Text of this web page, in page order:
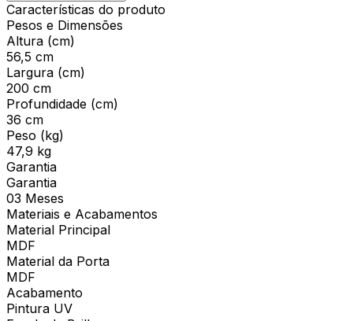
Características do produto
Pesos e Dimensões
Altura (cm)
56,5 cm
Largura (cm)
200 cm
Profundidade (cm)
36 cm
Peso (kg)
47,9 kg
Garantia
Garantia
03 Meses
Materiais e Acabamentos
Material Principal
MDF
Material da Porta
MDF
Acabamento
Pintura UV